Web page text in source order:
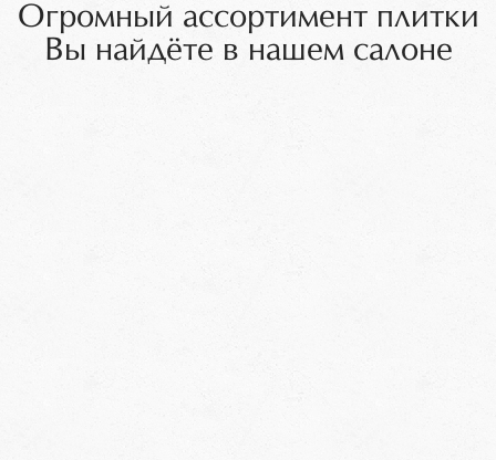
Огромный ассортимент плитки
Вы найдёте в нашем салоне